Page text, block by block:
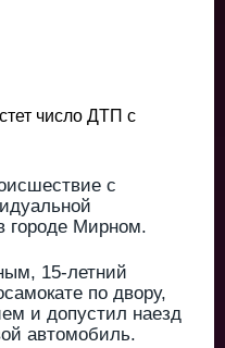
число ДТП с
с
городе Мирном.
15-летний
по двору,
и допустил наезд
автомобиль.